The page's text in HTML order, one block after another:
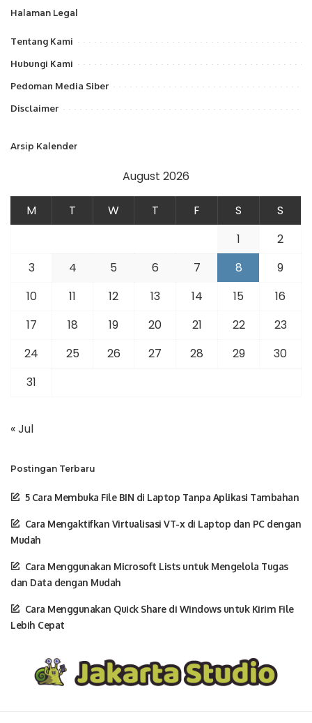
Halaman Legal
Tentang Kami
Hubungi Kami
Pedoman Media Siber
Disclaimer
Arsip Kalender
August 2026
M T W T F S
S
1
2
3
4 5 6 7 8
9
10
11 12 13 14 15
16
17
18 19 20 21 22
23
24
25 26 27 28 29
30
31
« Jul
Postingan Terbaru
5 Cara Membuka File BIN di Laptop Tanpa Aplikasi Tambahan
Cara Mengaktifkan Virtualisasi VT-x di Laptop dan PC dengan
Mudah
Cara Menggunakan Microsoft Lists untuk Mengelola Tugas
dan Data dengan Mudah
Cara Menggunakan Quick Share di Windows untuk Kirim File
Lebih Cepat